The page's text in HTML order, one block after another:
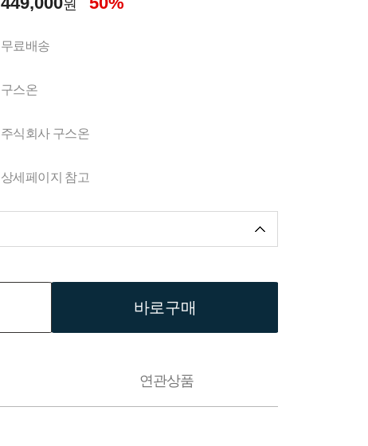
원
무료배송
구스온
주식회사 구스온
상세페이지 참고
바로구매
연관상품